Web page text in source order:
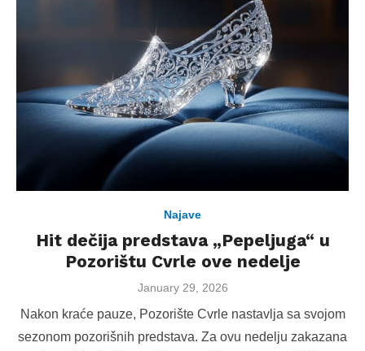
Najave
Hit dečija predstava „Pepeljuga“ u
Pozorištu Cvrle ove nedelje
Posted
January 29, 2026
Nakon kraće pauze, Pozorište Cvrle nastavlja sa svojom
sezonom pozorišnih predstava. Za ovu nedelju zakazana